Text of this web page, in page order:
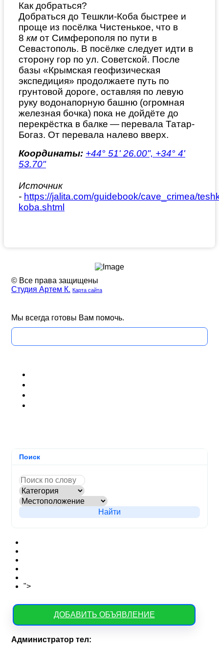
Как добраться?
Добраться до Тешкли-Коба быстрее и
проще из посёлка Чистенькое, что в
8 км от Симферополя по пути в
Севастополь. В посёлке следует идти в
сторону гор по ул. Советской. После
базы «Крымская геофизическая
экспедиция» продолжаете путь по
грунтовой дороге, оставляя по левую
руку водонапорную башню (огромная
железная бочка) пока не дойдёте до
перекрёстка в балке — перевала Татар-
Богаз. От перевала налево вверх.
Координаты: +44° 51' 26.00", +34° 4'
53.70"
Источник
- https://jalita.com/guidebook/cave_crimea/
koba.shtml
© Все права защищены
Студия Артем К. Карта сайта
группа
ВК
телеграмм
канал
Мы всегда готовы Вам помочь.
Поиск
Найти
">
ДОБАВИТЬ ОБЪЯВЛЕНИЕ
Администратор тел: